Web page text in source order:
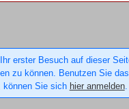
erster Besuch auf dieser
zu können. Benutzen Sie das
können Sie sich hier anmelden.